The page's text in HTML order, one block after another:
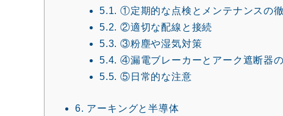
5.1. ①定期的な点検とメンテナンスの
5.2. ②適切な配線と接続
5.3. ③粉塵や湿気対策
5.4. ④漏電ブレーカーとアーク遮断器
5.5. ⑤日常的な注意
6. アーキングと半導体